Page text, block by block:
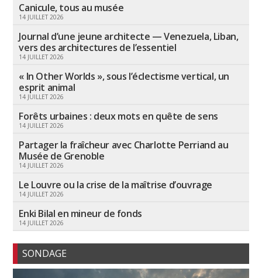
Canicule, tous au musée
14 JUILLET 2026
Journal d’une jeune architecte — Venezuela, Liban,
vers des architectures de l’essentiel
14 JUILLET 2026
« In Other Worlds », sous l’éclectisme vertical, un
esprit animal
14 JUILLET 2026
Forêts urbaines : deux mots en quête de sens
14 JUILLET 2026
Partager la fraîcheur avec Charlotte Perriand au
Musée de Grenoble
14 JUILLET 2026
Le Louvre ou la crise de la maîtrise d’ouvrage
14 JUILLET 2026
Enki Bilal en mineur de fonds
14 JUILLET 2026
SONDAGE